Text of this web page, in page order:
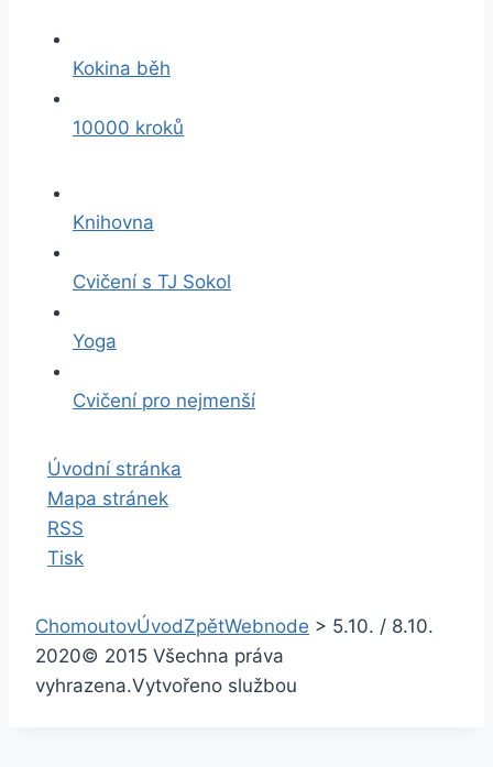
Kokina běh
10000 kroků
Knihovna
Cvičení s TJ Sokol
Yoga
Cvičení pro nejmenší
Úvodní stránka
Mapa stránek
RSS
Tisk
ChomoutovÚvodZpětWebnode > 5.10. / 8.10.
2020© 2015 Všechna práva
vyhrazena.Vytvořeno službou